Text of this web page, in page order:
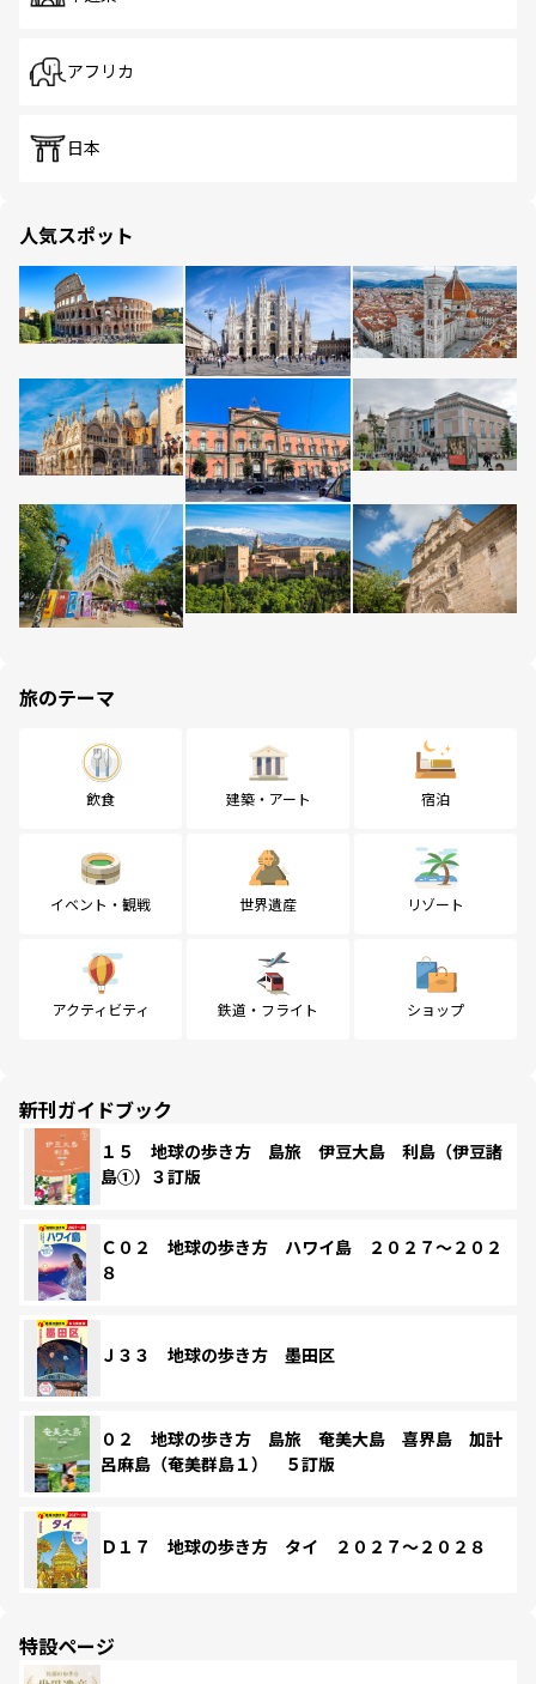
アフリカ
日本
人気スポット
旅のテーマ
飲食 建築・アート 宿泊
イベント・観戦 世界遺産 リゾート
アクティビティ 鉄道・フライト ショップ
新刊ガイドブック
１５ 地球の歩き方 島旅 伊豆大島 利島（伊豆諸
島①）３訂版
Ｃ０２ 地球の歩き方 ハワイ島 ２０２７～２０２
８
Ｊ３３ 地球の歩き方 墨田区
０２ 地球の歩き方 島旅 奄美大島 喜界島 加計
呂麻島（奄美群島１） ５訂版
Ｄ１７ 地球の歩き方 タイ ２０２７～２０２８
特設ページ